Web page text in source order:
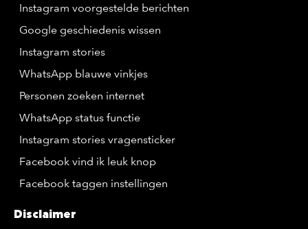
Instagram voorgestelde berichten
Google geschiedenis wissen
Instagram stories
WhatsApp blauwe vinkjes
Personen zoeken internet
WhatsApp status functie
Instagram stories vragensticker
Facebook vind ik leuk knop
Facebook taggen instellingen
Disclaimer